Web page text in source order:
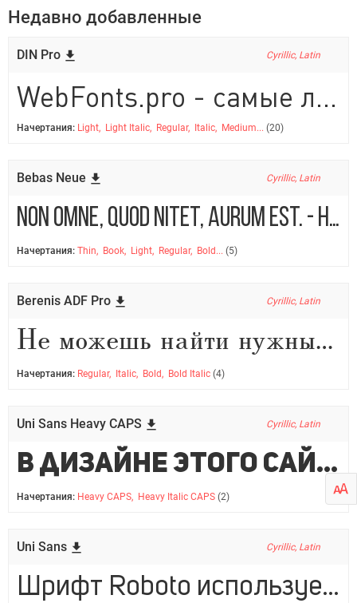
Недавно добавленные
DIN Pro Cyrillic, Latin
WebFonts.pro - самые лучшие шрифты на любой вкус!
Начертания: Light, Light Italic, Regular, Italic, Medium... (20)
Bebas Neue Cyrillic, Latin
Non omne, quod nitet, aurum est. - Не все то золото, что блестит
Начертания: Thin, Book, Light, Regular, Bold... (5)
Berenis ADF Pro Cyrillic, Latin
Не можешь найти нужный шрифт? Добавь WebFonts.pro в закладки, тут есть все!
Начертания: Regular, Italic, Bold, Bold Italic (4)
Uni Sans Heavy CAPS Cyrillic, Latin
В дизайне этого сайта использовался только один шрифт — Roboto.
Начертания: Heavy CAPS, Heavy Italic CAPS (2)
Uni Sans Cyrillic, Latin
Шрифт Roboto используется в качестве заголовков на этом сайте.